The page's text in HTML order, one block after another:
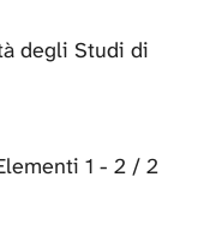
degli Studi di
1 - 2 / 2